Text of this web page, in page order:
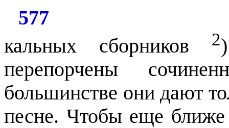
577
кальных сборников 2
перепорчены
большинстве они дают
песне. Чтобы еще ближе